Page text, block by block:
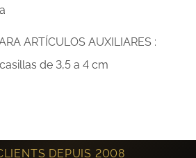
ARTÍCULOS AUXILIARES :
de 3,5 a 4 cm
DEPUIS 2008